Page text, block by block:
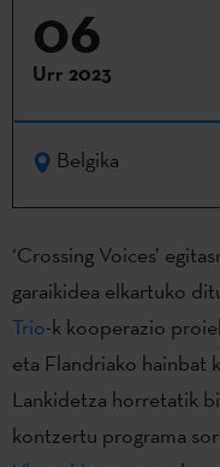
06
Urr 2023
Belgika
‘Crossing Voices’
garaikidea elkartuko
Trio-k kooperazio
eta Flandriako hainbat
Lankidetza horretatik
kontzertu programa